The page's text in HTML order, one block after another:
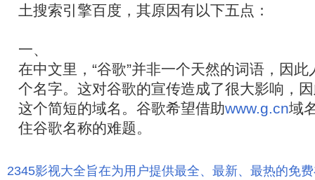
土搜索引擎百度，其原因有以下五点：
一、
在中文里，“谷歌”并非一个天然的词语，因
个名字。这对谷歌的宣传造成了很大影响，
这个简短的域名。谷歌希望借助www.g.cn域
住谷歌名称的难题。
2345影视大全旨在为用户提供最全、最新、最热的免